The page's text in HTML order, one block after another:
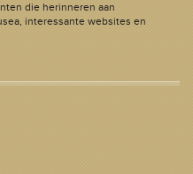
die herinneren aan
interessante websites en